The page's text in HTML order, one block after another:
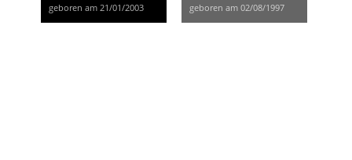
geboren am 21/01/2003 geboren am 02/08/1997